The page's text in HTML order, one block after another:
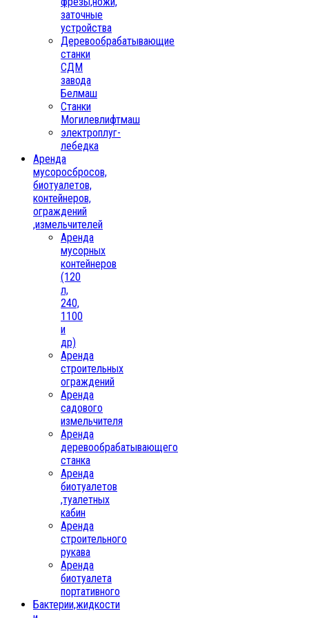
заточные
устройства
Деревообрабатывающие
станки
СДМ
завода
Белмаш
Станки
Могилевлифтмаш
электроплуг-
лебедка
Аренда
мусоросбросов,
биотуалетов,
контейнеров,
ограждений
,измельчителей
Аренда
мусорных
контейнеров
(120
л,
240,
1100
и
др)
Аренда
строительных
ограждений
Аренда
садового
измельчителя
Аренда
деревообрабатывающего
станка
Аренда
биотуалетов
,туалетных
кабин
Аренда
строительного
рукава
Аренда
биотуалета
портативного
Бактерии,жидкости